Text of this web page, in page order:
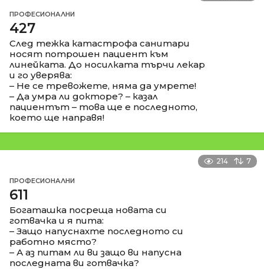
ПРОФЕСИОНАЛНИ
427
След тежка катастрофа санитари
носят потрошен пациент към
линейката. До носилката търчи лекар
и го уверява:
– Не се тревожете, няма да умрете!
– Да умра ли докторе? – казал
пациентът – това ще е последното,
което ще направя!
214 7
ПРОФЕСИОНАЛНИ
611
Богаташка посреща новата си
готвачка и я пита:
– Защо напуснахте последното си
работно място?
– А аз питам ли ви защо ви напусна
последната ви готвачка?